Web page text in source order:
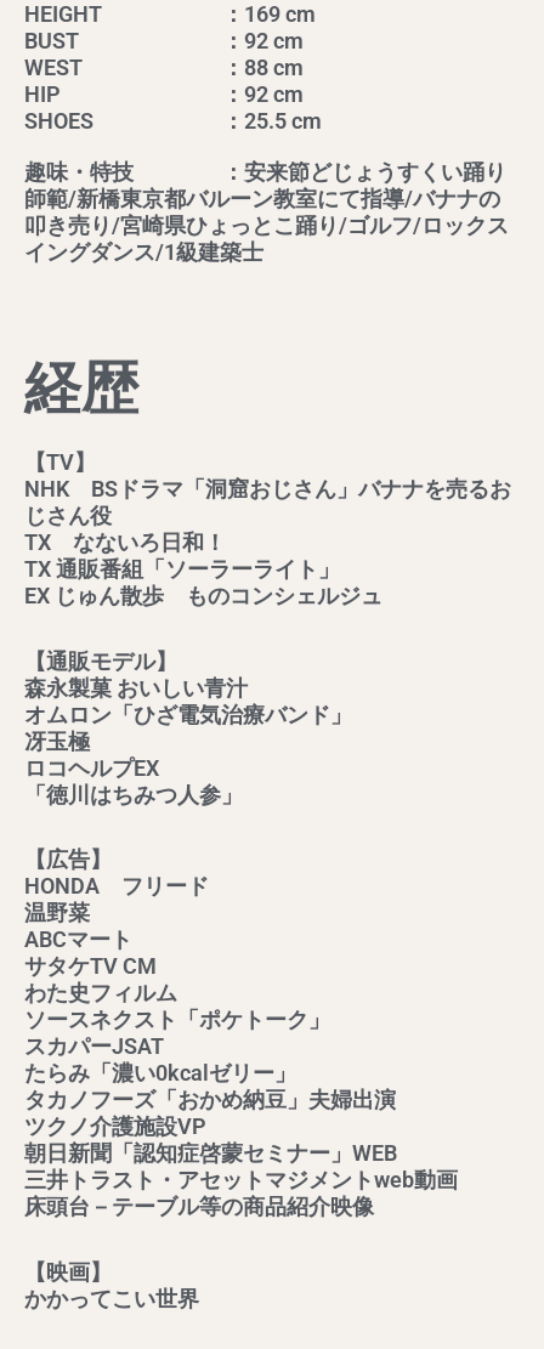
HEIGHT
：169 cm
BUST
：92 cm
WEST
：88 cm
HIP
：92 cm
SHOES
：25.5 cm
趣味・特技
：安来節どじょうすくい踊り
師範/新橋東京都バルーン教室にて指導/バナナの
叩き売り/宮崎県ひょっとこ踊り/ゴルフ/ロックス
イングダンス/1級建築士
経歴
【TV】
NHK BSドラマ「洞窟おじさん」バナナを売るお
じさん役
TX なないろ日和！
TX 通販番組「ソーラーライト」
EX じゅん散歩 ものコンシェルジュ
【通販モデル】
森永製菓 おいしい青汁
オムロン「ひざ電気治療バンド」
冴玉極
ロコヘルプEX
「徳川はちみつ人参」
【広告】
HONDA フリード
温野菜
ABCマート
サタケTV CM
わた史フィルム
ソースネクスト「ポケトーク」
スカパーJSAT
たらみ「濃い0kcalゼリー」
タカノフーズ「おかめ納豆」夫婦出演
ツクノ介護施設VP
朝日新聞「認知症啓蒙セミナー」WEB
三井トラスト・アセットマジメントweb動画
床頭台－テーブル等の商品紹介映像
【映画】
かかってこい世界